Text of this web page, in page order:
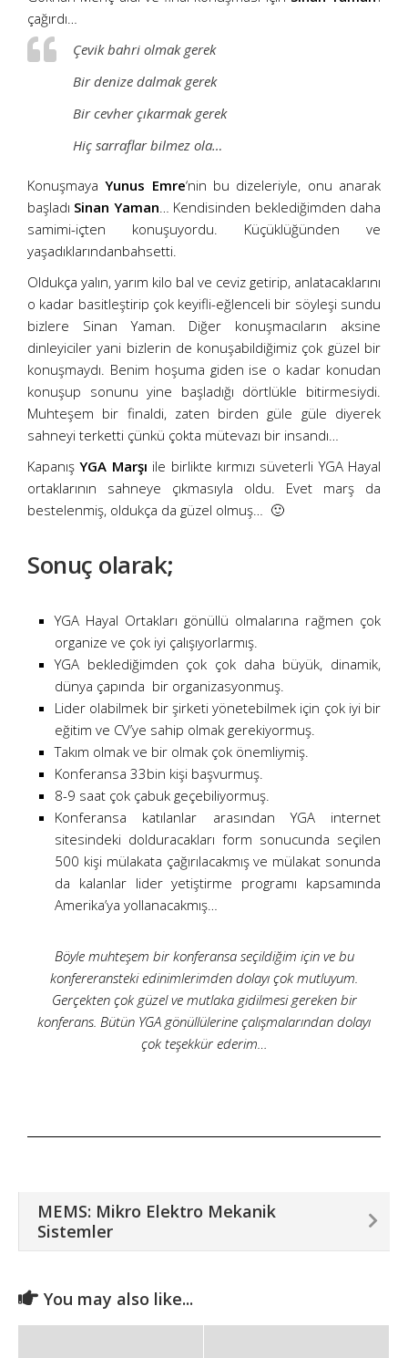
çağırdı…
Çevik bahri olmak gerek
Bir denize dalmak gerek
Bir cevher çıkarmak gerek
Hiç sarraflar bilmez ola…
KonuşmayaYunus Emre‘nin bu dizeleriyle, onu anarak
başladı Sinan Yaman… Kendisinden beklediğimden daha
samimi-içten konuşuyordu. Küçüklüğünden ve
yaşadıklarındanbahsetti.
Oldukça yalın, yarım kilo bal ve ceviz getirip, anlatacaklarını
o kadar basitleştirip çok keyifli-eğlenceli bir söyleşi sundu
bizlere Sinan Yaman. Diğer konuşmacıların aksine
dinleyiciler yani bizlerin de konuşabildiğimiz çok güzel bir
konuşmaydı. Benim hoşuma giden ise o kadar konudan
konuşup sonunu yine başladığı dörtlükle bitirmesiydi.
Muhteşem bir finaldi, zaten birden güle güle diyerek
sahneyi terketti çünkü çokta mütevazı bir insandı…
KapanışYGA Marşı ile birlikte kırmızı süveterli YGA Hayal
ortaklarının sahneye çıkmasıyla oldu. Evet marş da
bestelenmiş, oldukça da güzel olmuş… 🙂
Sonuç olarak;
YGA Hayal Ortakları gönüllü olmalarına rağmen çok
organize ve çok iyi çalışıyorlarmış.
YGA beklediğimden çok çok daha büyük, dinamik,
dünya çapında bir organizasyonmuş.
Lider olabilmek bir şirketi yönetebilmek için çok iyi bir
eğitim ve CV’ye sahip olmak gerekiyormuş.
Takım olmak ve bir olmak çok önemliymiş.
Konferansa 33bin kişi başvurmuş.
8-9 saat çok çabuk geçebiliyormuş.
Konferansa katılanlar arasından YGA internet
sitesindeki dolduracakları form sonucunda seçilen
500 kişi mülakata çağırılacakmış ve mülakat sonunda
da kalanlar lider yetiştirme programı kapsamında
Amerika’ya yollanacakmış…
Böyle muhteşem bir konferansa seçildiğim için ve bu
konfereransteki edinimlerimden dolayı çok mutluyum.
Gerçekten çok güzel ve mutlaka gidilmesi gereken bir
konferans. Bütün YGA gönüllülerine çalışmalarından dolayı
çok teşekkür ederim…
MEMS: Mikro Elektro Mekanik
Sistemler
You may also like...